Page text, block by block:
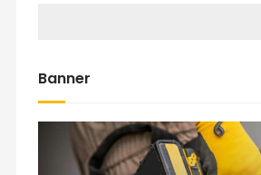
Banner